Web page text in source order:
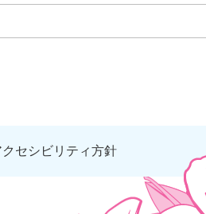
クセシビリティ方針